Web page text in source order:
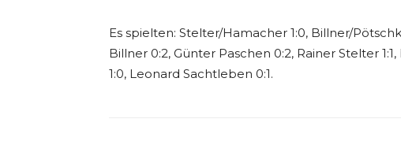
Es spielten: Stelter/Hamacher 1:0, Billner/
Billner 0:2, Günter Paschen 0:2, Rainer Stelter
1:0, Leonard Sachtleben 0:1.